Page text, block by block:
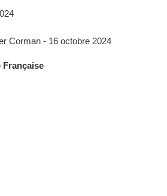
Française